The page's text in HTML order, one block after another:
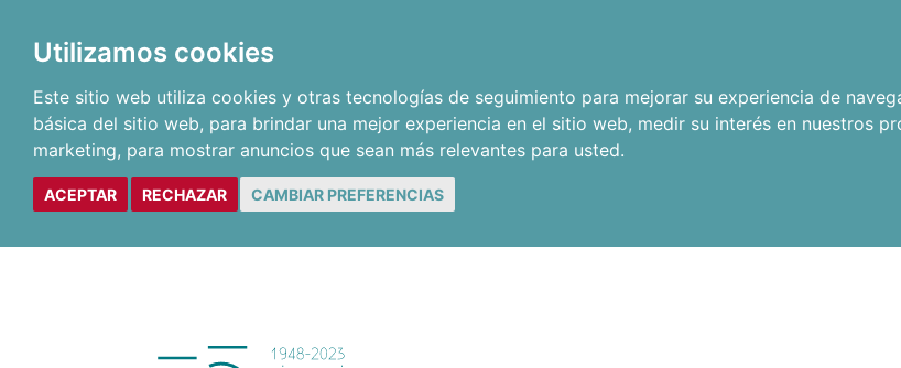
Utilizamos cookies
Este sitio web utiliza cookies y otras tecnologías de seguimiento para mejorar su experiencia de
básica del sitio web, para brindar una mejor experiencia en el sitio web, medir su interés en nuestros
marketing, para mostrar anuncios que sean más relevantes para usted.
ACEPTAR RECHAZAR CAMBIAR PREFERENCIAS